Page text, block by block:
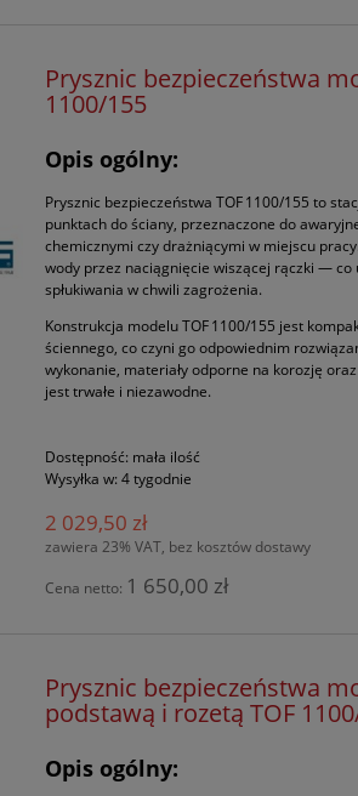
Prysznic bezpieczeństwa
1100/155
Opis ogólny:
Prysznic bezpieczeństwa TOF 1100/155 to
punktach do ściany, przeznaczone do
chemicznymi czy drażniącymi w miejscu
wody przez naciągnięcie wiszącej rączki —
spłukiwania w chwili zagrożenia.
Konstrukcja modelu TOF 1100/155 jest
ściennego, co czyni go odpowiednim
wykonanie, materiały odporne na korozję
jest trwałe i niezawodne.
Dostępność: mała ilość
Wysyłka w: 4 tygodnie
2 029,50 zł
zawiera 23% VAT, bez kosztów dostawy
Cena netto: 1 650,00 zł
Prysznic bezpieczeństwa
podstawą i rozetą TOF
Opis ogólny: